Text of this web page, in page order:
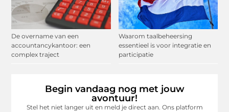
De overname van een
accountancykantoor: een
complex traject
Waarom taalbeheersing
essentieel is voor integratie en
participatie
Begin vandaag nog met jouw
avontuur!
Stel het niet langer uit en meld je direct aan. Ons platform